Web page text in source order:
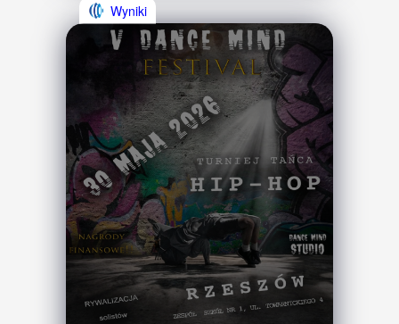
Wyniki